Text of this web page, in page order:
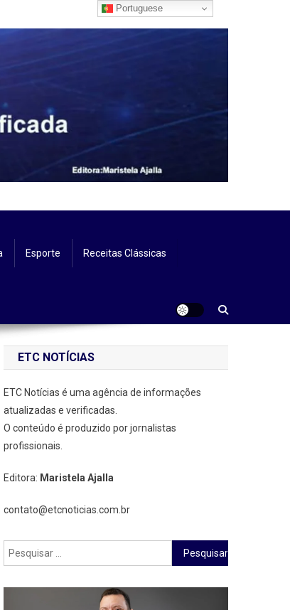
Esporte Receitas Clássicas
ETC NOTÍCIAS
ETC Notícias é uma agência de informações
atualizadas e verificadas.
O conteúdo é produzido por jornalistas
profissionais.
Editora: Maristela Ajalla
contato@etcnoticias.com.br
Pesquisar
por:
Portuguese